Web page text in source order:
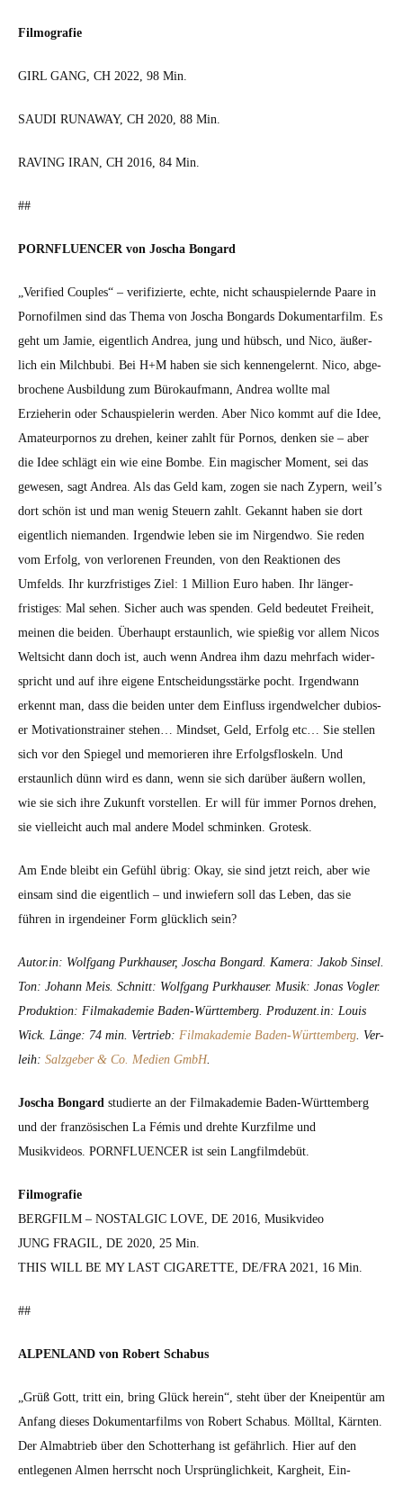
Fil­mo­grafie
GIRL GANG, CH 2022, 98 Min.
SAUDI RUNAWAY, CH 2020, 88 Min.
RAVING IRAN, CH 2016, 84 Min.
##
PORNFLUENCER von Joscha Bon­gard
„Ver­i­fied Cou­ples“ – ver­i­fizierte, echte, nicht schaus­piel­ernde Paare in
Pornofil­men sind das The­ma von Joscha Bon­gards Doku­men­tarfilm. Es
geht um Jamie, eigentlich Andrea, jung und hüb­sch, und Nico, äußer­
lich ein Milch­bu­bi. Bei H+M haben sie sich ken­nen­gel­ernt. Nico, abge­
broch­ene Aus­bil­dung zum Bürokauf­mann, Andrea wollte mal
Erzieherin oder Schaus­pielerin wer­den. Aber Nico kommt auf die Idee,
Ama­teur­pornos zu drehen, kein­er zahlt für Pornos, denken sie – aber
die Idee schlägt ein wie eine Bombe. Ein magis­ch­er Moment, sei das
gewe­sen, sagt Andrea. Als das Geld kam, zogen sie nach Zypern, weil’s
dort schön ist und man wenig Steuern zahlt. Gekan­nt haben sie dort
eigentlich nie­man­den. Irgend­wie leben sie im Nir­gend­wo. Sie reden
vom Erfolg, von ver­lore­nen Fre­un­den, von den Reak­tio­nen des
Umfelds. Ihr kurzfristiges Ziel: 1 Mil­lion Euro haben. Ihr länger­
fristiges: Mal sehen. Sich­er auch was spenden. Geld bedeutet Frei­heit,
meinen die bei­den. Über­haupt erstaunlich, wie spießig vor allem Nicos
Welt­sicht dann doch ist, auch wenn Andrea ihm dazu mehrfach wider­
spricht und auf ihre eigene Entschei­dungsstärke pocht. Irgend­wann
erken­nt man, dass die bei­den unter dem Ein­fluss irgendwelch­er dubios­
er Moti­va­tion­strain­er ste­hen… Mind­set, Geld, Erfolg etc… Sie stellen
sich vor den Spiegel und mem­o­ri­eren ihre Erfol­gs­floskeln. Und
erstaunlich dünn wird es dann, wenn sie sich darüber äußern wollen,
wie sie sich ihre Zukun­ft vorstellen. Er will für immer Pornos drehen,
sie vielle­icht auch mal andere Mod­el schminken. Grotesk.
Am Ende bleibt ein Gefühl übrig: Okay, sie sind jet­zt reich, aber wie
ein­sam sind die eigentlich – und inwiefern soll das Leben, das sie
führen in irgen­dein­er Form glück­lich sein?
Autor.in: Wolf­gang Purkhauser, Joscha Bon­gard. Kam­era: Jakob Sin­sel.
Ton: Johann Meis. Schnitt: Wolf­gang Purkhauser. Musik: Jonas Vogler.
Pro­duk­tion: Fil­makademie Baden-Würt­tem­berg. Produzent.in: Louis
Wick. Länge: 74 min. Ver­trieb: Fil­makademie Baden-Würt­tem­berg. Ver­
leih: Salzge­ber & Co. Medi­en GmbH.
Joscha Bon­gard studierte an der Fil­makademie Baden-Würt­tem­berg
und der franzö­sis­chen La Fémis und drehte Kurz­filme und
Musikvideos. PORNFLUENCER ist sein Lang­filmde­büt.
Fil­mo­grafie
BERGFILM – NOSTALGIC LOVE, DE 2016, Musikvideo
JUNG FRAGIL, DE 2020, 25 Min.
THIS WILL BE MY LAST CIGARETTE, DE/FRA 2021, 16 Min.
##
ALPENLAND von Robert Sch­abus
„Grüß Gott, tritt ein, bring Glück here­in“, ste­ht über der Kneipen­tür am
Anfang dieses Doku­men­tarfilms von Robert Sch­abus. Möll­tal, Kärn­ten.
Der Almab­trieb über den Schot­ter­hang ist gefährlich. Hier auf den
entle­ge­nen Almen herrscht noch Ursprünglichkeit, Kargheit, Ein­